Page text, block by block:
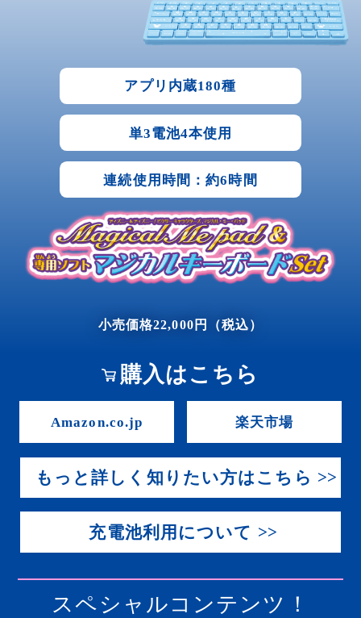
アプリ内蔵180種
単3電池4本使用
連続使用時間：約6時間
小売価格22,000円（税込）
購入はこちら
Amazon.co.jp 楽天市場
もっと詳しく知りたい方はこちら
充電池利用について
スペシャルコンテンツ！